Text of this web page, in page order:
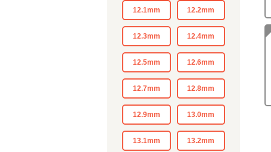
12.1mm 12.2mm
12.3mm 12.4mm
12.5mm 12.6mm
12.7mm 12.8mm
12.9mm 13.0mm
13.1mm 13.2mm